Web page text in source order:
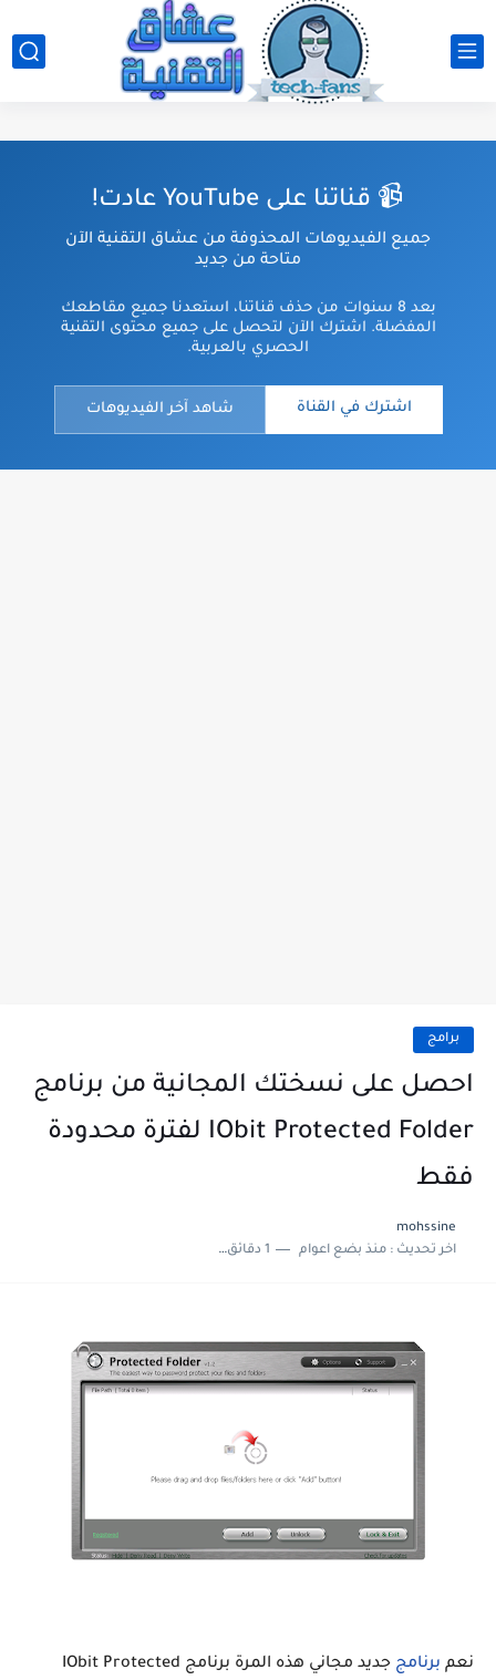
📹 قناتنا على YouTube عادت!
جميع الفيديوهات المحذوفة من عشاق التقنية الآن
متاحة من جديد
بعد 8 سنوات من حذف قناتنا، استعدنا جميع مقاطعك
المفضلة. اشترك الآن لتحصل على جميع محتوى التقنية
الحصري بالعربية.
اشترك في القناة شاهد آخر الفيديوهات
برامج
احصل على نسختك المجانية من برنامج
IObit Protected Folder لفترة محدودة
فقط
mohssine
اخر تحديث :منذ بضع اعوام 1 دقائق للقراءة
نعم برنامج
جديد مجاني هذه المرة برنامج IObit Protected